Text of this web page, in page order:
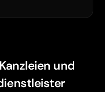
und